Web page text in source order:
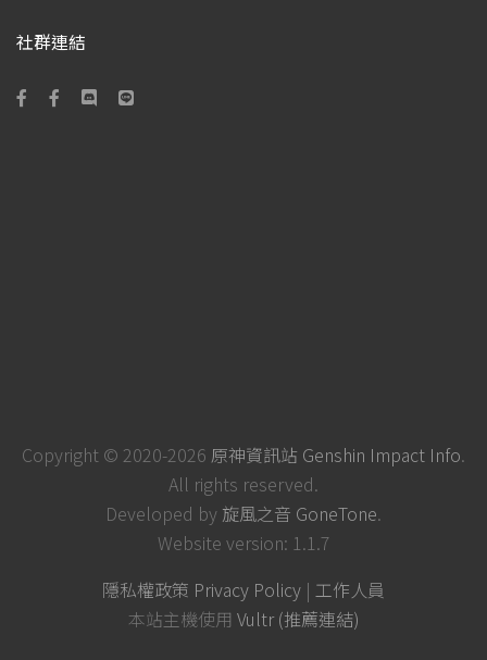
社群連結
Copyright © 2020-2026 原神資訊站 Genshin Impact Info.
All rights reserved.
Developed by 旋風之音 GoneTone.
Website version: 1.1.7
隱私權政策 Privacy Policy | 工作人員
本站主機使用 Vultr (推薦連結)